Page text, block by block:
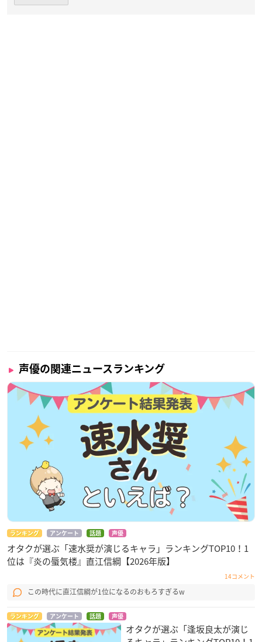
声優の関連ニュースランキング
ランキング アンケート 話題 声優
オタクが選ぶ「速水奨が演じるキャラ」ランキングTOP10！1
位は『炎の蜃気楼』直江信綱【2026年版】
14コメント
この時代に直江信綱が1位になるのおもろすぎるw
ランキング アンケート 話題 声優
オタクが選ぶ「逢坂良太が演じ